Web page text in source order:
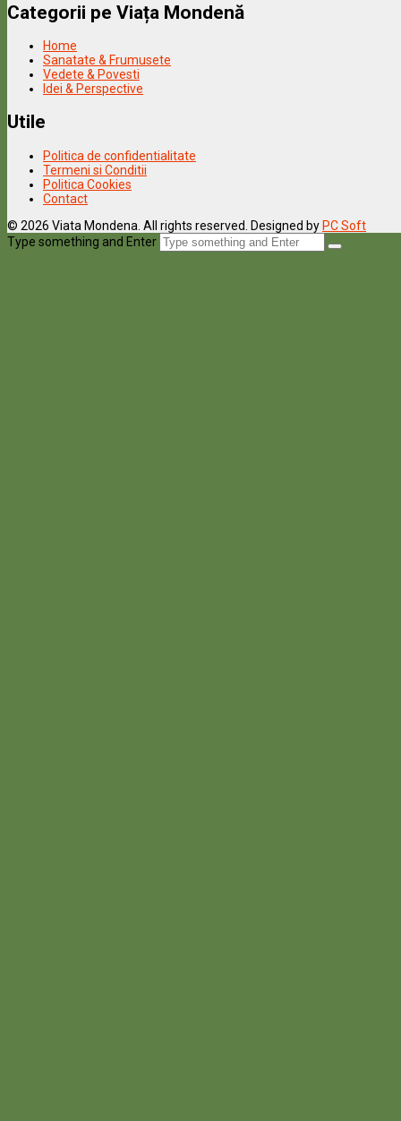
Categorii pe Viața Mondenă
Home
Sanatate & Frumusete
Vedete & Povesti
Idei & Perspective
Utile
Politica de confidentialitate
Termeni si Conditii
Politica Cookies
Contact
© 2026 Viata Mondena. All rights reserved. Designed by PC Soft
Type something and Enter